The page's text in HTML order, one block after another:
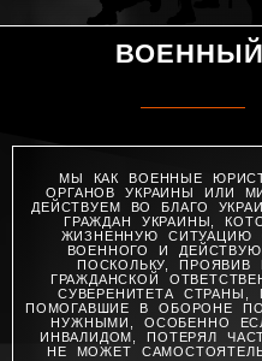
МЫ КАК ВОЕННЫЕ
ОРГАНОВ УКРАИНЫ ИЛИ
ДЕЙСТВУЕМ ВО БЛАГО
ГРАЖДАН УКРАИНЫ,
ЖИЗНЕННУЮ СИТУАЦИЮ
ВОЕННОГО И
ПОСКОЛЬКУ, ПРОЯВИВ
ГРАЖДАНСКОЙ
СУВЕРЕНИТЕТА СТРАНЫ,
ПОМОГАВШИЕ В ОБОРОНЕ
НУЖНЫМИ, ОСОБЕННО
ИНВАЛИДОМ, ПОТЕРЯЛ
НЕ МОЖЕТ